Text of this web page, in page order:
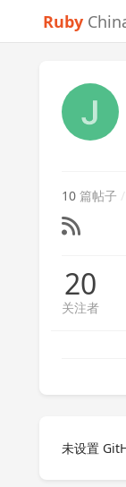
Ruby
10 篇帖子 /
20
关注者
未设置